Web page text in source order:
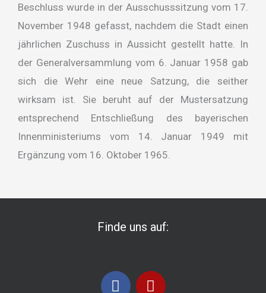
Beschluss wurde in der Ausschusssitzung vom 17.
November 1948 gefasst, nachdem die Stadt einen
jährlichen Zuschuss in Aussicht gestellt hatte. In
der Generalversammlung vom 6. Januar 1958 gab
sich die Wehr eine neue Satzung, die seither
wirksam ist. Sie beruht auf der Mustersatzung
entsprechend Entschließung des bayerischen
Innenministeriums vom 14. Januar 1949 mit
Ergänzung vom 16. Oktober 1965.
Finde uns auf:
F
I